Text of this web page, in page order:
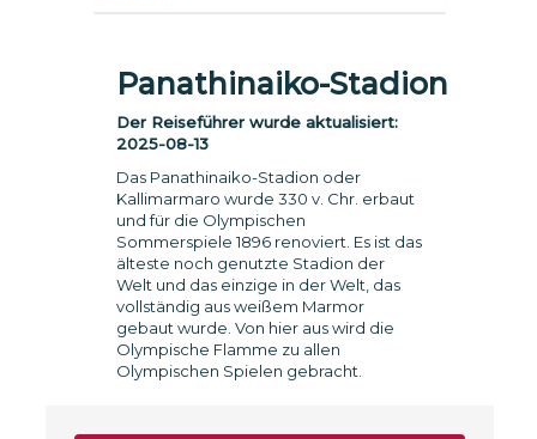
Panathinaiko-Stadion
Der Reiseführer wurde aktualisiert:
2025-08-13
Das Panathinaiko-Stadion oder
Kallimarmaro wurde 330 v. Chr. erbaut
und für die Olympischen
Sommerspiele 1896 renoviert. Es ist das
älteste noch genutzte Stadion der
Welt und das einzige in der Welt, das
vollständig aus weißem Marmor
gebaut wurde. Von hier aus wird die
Olympische Flamme zu allen
Olympischen Spielen gebracht.